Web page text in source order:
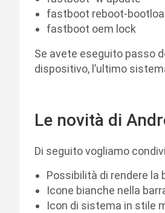
fastboot reboot-
fastboot oem lock
Se avete eseguito passo
dispositivo, l’ultimo
Le novità di
Di seguito vogliamo
Possibilità di rendere la
Icone bianche nella
Icon di sistema in stile